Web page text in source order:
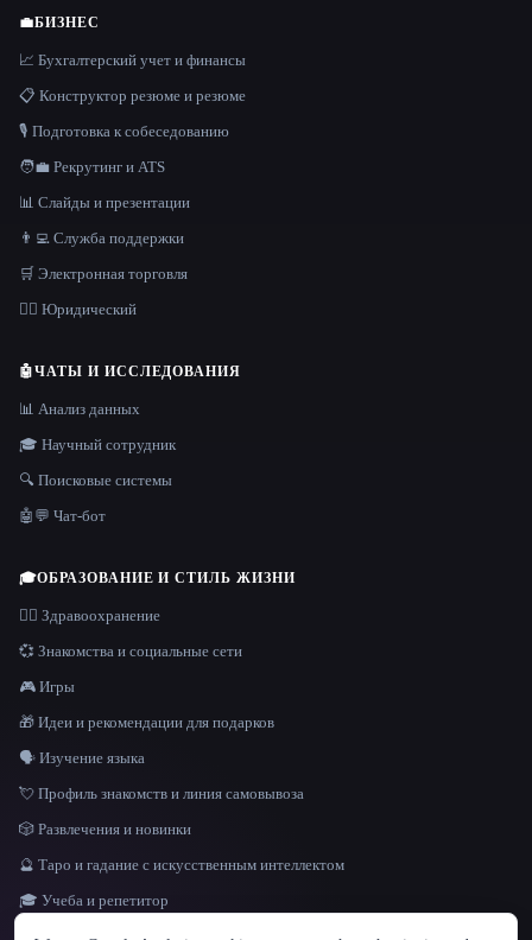
ЯЗЫК
💼БИЗНЕС
📈 Бухгалтерский учет и финансы
📋 Конструктор резюме и резюме
🎙️ Подготовка к собеседованию
🧑‍💼 Рекрутинг и ATS
📊 Слайды и презентации
👨‍💻 Служба поддержки
🛒 Электронная торговля
👩‍⚖️ Юридический
🤖ЧАТЫ И ИССЛЕДОВАНИЯ
📊 Анализ данных
🎓 Научный сотрудник
🔍 Поисковые системы
🤖💬 Чат-бот
🎓ОБРАЗОВАНИЕ И СТИЛЬ ЖИЗНИ
👩‍⚕️ Здравоохранение
💞 Знакомства и социальные сети
🎮 Игры
🎁 Идеи и рекомендации для подарков
🗣️ Изучение языка
💘 Профиль знакомств и линия самовывоза
🎲 Развлечения и новинки
🔮 Таро и гадание с искусственным интеллектом
🎓 Учеба и репетитор